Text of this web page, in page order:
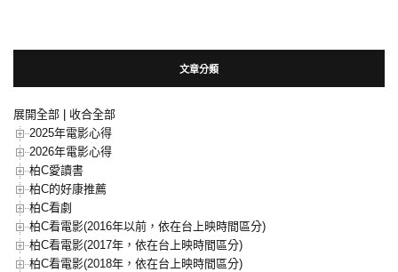
文章分類
展開全部
收合全部
2025年電影心得
2026年電影心得
柏C愛讀書
柏C的好康推薦
柏C看劇
柏C看電影(2016年以前，依在台上映時間區分)
柏C看電影(2017年，依在台上映時間區分)
柏C看電影(2018年，依在台上映時間區分)